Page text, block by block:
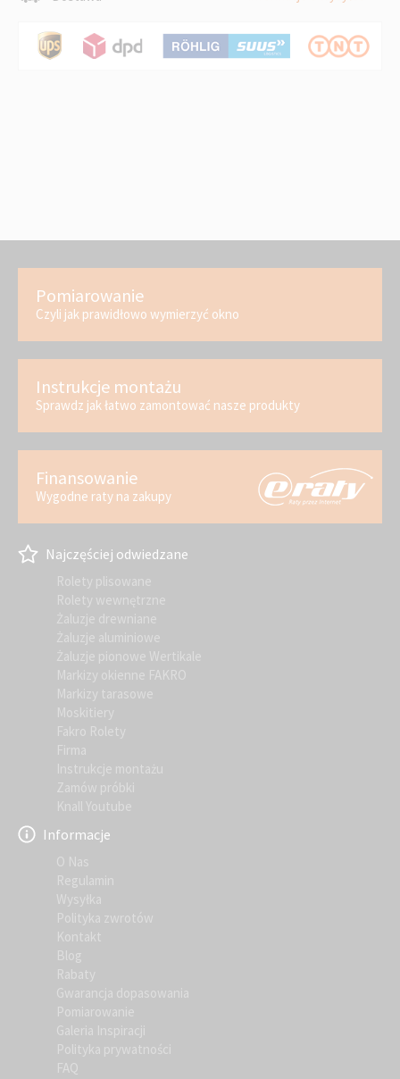
Pomiarowanie
Czyli jak prawidłowo wymierzyć okno
Instrukcje montażu
Sprawdz jak łatwo zamontować nasze produkty
Finansowanie
Wygodne raty na zakupy
Najczęściej odwiedzane
Rolety plisowane
Rolety wewnętrzne
Żaluzje drewniane
Żaluzje aluminiowe
Żaluzje pionowe Wertikale
Markizy okienne FAKRO
Markizy tarasowe
Moskitiery
Fakro Rolety
Firma
Instrukcje montażu
Zamów próbki
Knall Youtube
Informacje
O Nas
Regulamin
Wysyłka
Polityka zwrotów
Kontakt
Blog
Rabaty
Gwarancja dopasowania
Pomiarowanie
Galeria Inspiracji
Polityka prywatności
FAQ